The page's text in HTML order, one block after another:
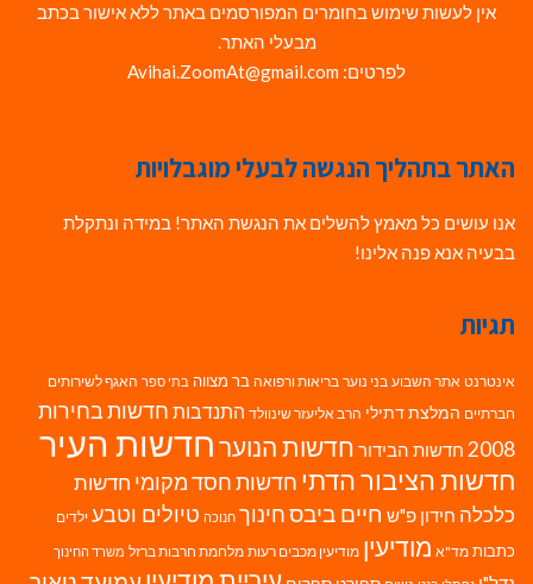
אין לעשות שימוש בחומרים המפורסמים באתר ללא אישור בכתב
מבעלי האתר.
לפרטים: Avihai.ZoomAt@gmail.com
האתר בתהליך הנגשה לבעלי מוגבלויות
אנו עושים כל מאמץ להשלים את הנגשת האתר! במידה ונתקלת
בבעיה אנא פנה אלינו!
תגיות
אינטרנט אתר השבוע בני נוער בריאות ורפואה בר מצווה בתי ספר האגף לשירותים
חברתיים המלצת דתילי הרב אליעזר שינוולד התנדבות חדשות בחירות
2008 חדשות הבידור חדשות הנוערחדשות העיר
חדשות הציבור הדתי חדשות חסד מקומי חדשות
כלכלה חידון פ"ש חיים ביבסחינוך חנוכה טיולים וטבע ילדים
כתבות מד"א מודיעין מודיעין מכבים רעות מלחמת חרבות ברזל משרד החינוך